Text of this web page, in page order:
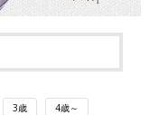
3歳 4歳～